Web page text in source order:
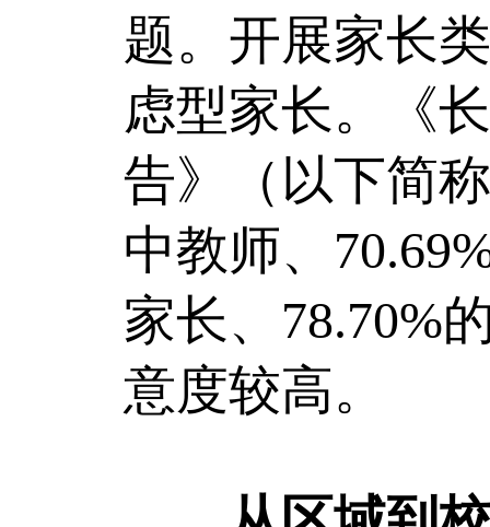
题。开展家长
虑型家长。《
告》（以下简
中教师、
家长、78.70%
意度较高。